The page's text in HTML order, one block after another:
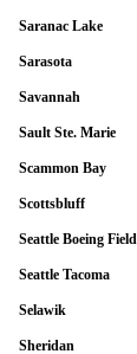
Saranac Lake
Sarasota
Savannah
Sault Ste. Marie
Scammon Bay
Scottsbluff
Seattle Boeing Field
Seattle Tacoma
Selawik
Sheridan